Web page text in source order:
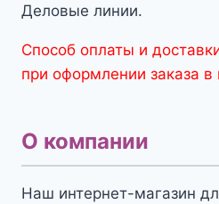
Деловые линии.
Способ оплаты и
при оформлении заказа в
О компании
Наш интернет-магазин